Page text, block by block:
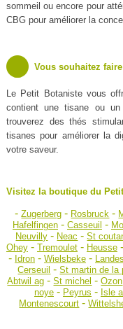
sommeil ou encore pour
CBG pour améliorer la
Vous souhaitez
Le Petit Botaniste vous
contient une tisane ou
trouverez des thés
tisanes pour améliorer la
votre saveur.
Visitez la boutique du
-Zugerberg - Rosbruck -
Hafelfingen- Casseuil -
Neuvilly - Neac -St
Ohey- Tremoulet- Heusse-
- Idron- Wielsbeke- Landes
Cerseuil -St martin de la
Abtwil ag -St michel -Ozon
noye- Peyrus - Isle
Montenescourt -